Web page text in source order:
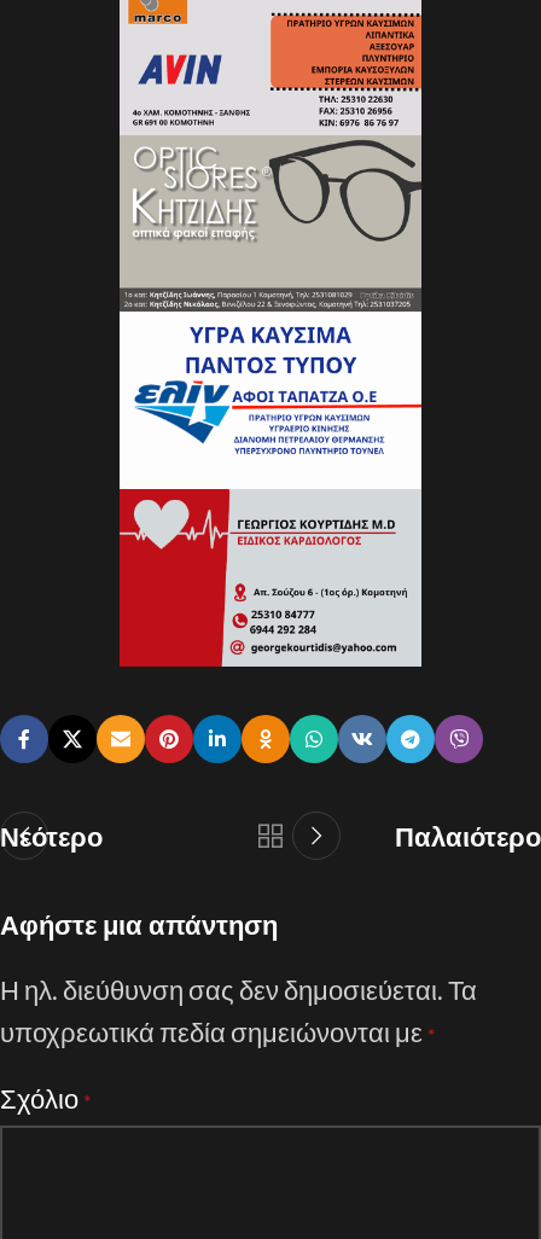
Νεότερο Παλαιότερο
Αφήστε μια απάντηση
Η ηλ. διεύθυνση σας δεν δημοσιεύεται.Τα
υποχρεωτικά πεδία σημειώνονται με *
Σχόλιο *